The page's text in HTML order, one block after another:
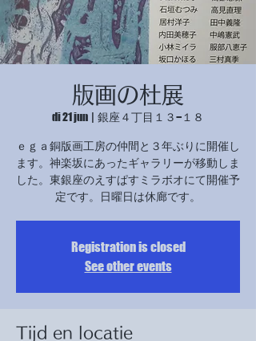
© Copyright
© Copyright
版画の杜展
di 21 jun
  |
銀座４丁目１３−１８
ｅｇａ銅版画工房の仲間と３年ぶりに開催し
ます。神楽坂にあったギャラリーが移動しま
した。東銀座のえすぱすミラボオにて開催予
定です。日曜日は休廊です。
Registration is closed
See other events
Tijd en locatie